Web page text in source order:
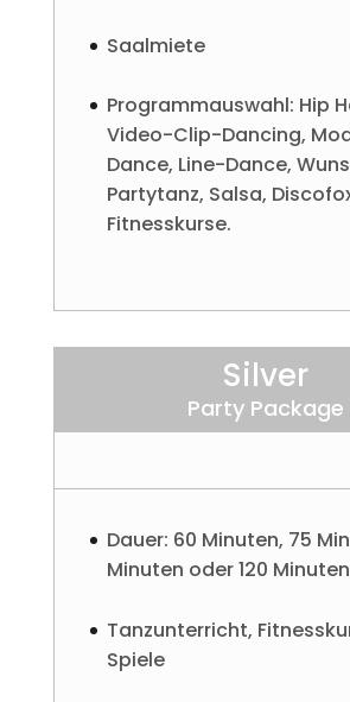
Saalmiete
Programmauswahl: Hip
Video-Clip-Dancing,
Dance, Line-Dance,
Partytanz, Salsa,
Fitnesskurse.
Silver
Party Package
Dauer: 60 Minuten, 75
Minuten oder 120 Minuten
Tanzunterricht,
Spiele